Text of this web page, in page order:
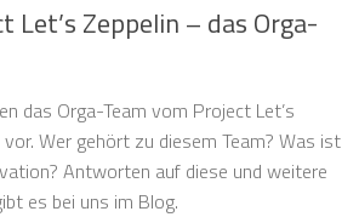
Let’s Zeppelin – das Orga-
das Orga-Team vom Project Let’s
vor. Wer gehört zu diesem Team? Was ist
Antworten auf diese und weitere
es bei uns im Blog.